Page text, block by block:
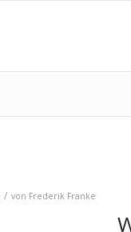
/ von Frederik Franke